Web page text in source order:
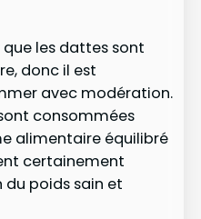
les dattes sont
donc il est
avec modération.
consommées
alimentaire équilibré
certainement
poids sain et